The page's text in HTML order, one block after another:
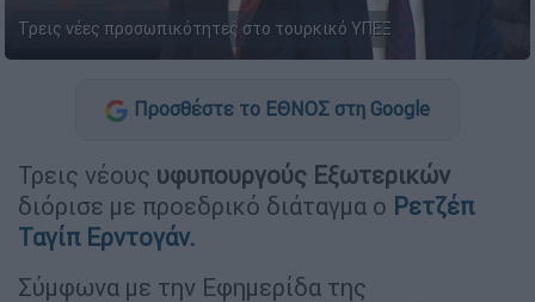
Τρεις νέες προσωπικότητες στο τουρκικό ΥΠΕΞ
Προσθέστε το ΕΘΝΟΣ στη Google
Τρεις νέους υφυπουργούς Εξωτερικών
διόρισε με προεδρικό διάταγμα ο Ρετζέπ
Ταγίπ Ερντογάν.
Σύμφωνα με την Εφημερίδα της